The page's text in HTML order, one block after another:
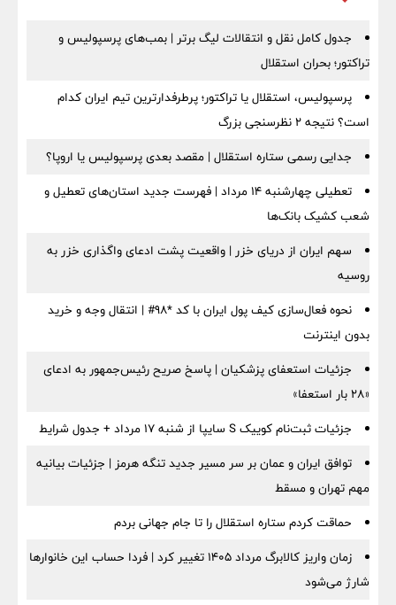
جدول کامل نقل و انتقالات لیگ برتر | بمب‌های پرسپولیس و
تراکتور؛ بحران استقلال
پرسپولیس، استقلال یا تراکتور؛ پرطرفدارترین تیم ایران کدام
است؟ نتیجه ۲ نظرسنجی بزرگ
جدایی رسمی ستاره استقلال | مقصد بعدی پرسپولیس یا اروپا؟
تعطیلی چهارشنبه ۱۴ مرداد | فهرست جدید استان‌های تعطیل و
شعب کشیک بانک‌ها
سهم ایران از دریای خزر | واقعیت پشت ادعای واگذاری خزر به
روسیه
نحوه فعال‌سازی کیف پول ایران با کد *98# | انتقال وجه و خرید
بدون اینترنت
جزئیات استعفای پزشکیان | پاسخ صریح رئیس‌جمهور به ادعای
«۲۸ بار استعفا»
جزئیات ثبت‌نام کوییک S سایپا از شنبه ۱۷ مرداد + جدول شرایط
توافق ایران و عمان بر سر مسیر جدید تنگه هرمز | جزئیات بیانیه
مهم تهران و مسقط
حماقت کردم ستاره استقلال را تا جام جهانی بردم
زمان واریز کالابرگ مرداد ۱۴۰۵ تغییر کرد | فردا حساب این خانوارها
شارژ می‌شود